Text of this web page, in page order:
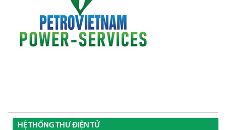
HỆ THỐNG THƯ ĐIỆN TỬ